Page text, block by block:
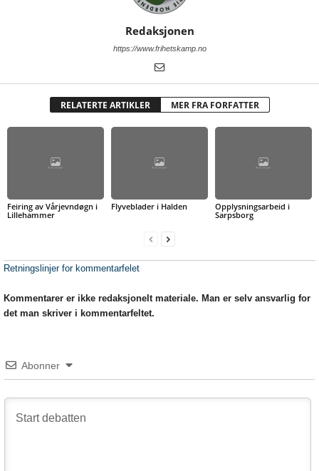
Redaksjonen
https://www.frihetskamp.no
RELATERTE ARTIKLER MER FRA FORFATTER
Feiring av Vårjevndøgn i
Lillehammer
Flyveblader i Halden
Opplysningsarbeid i
Sarpsborg
Retningslinjer for kommentarfelet
Kommentarer er ikke redaksjonelt materiale. Man er selv ansvarlig for
det man skriver i kommentarfeltet.
Abonner